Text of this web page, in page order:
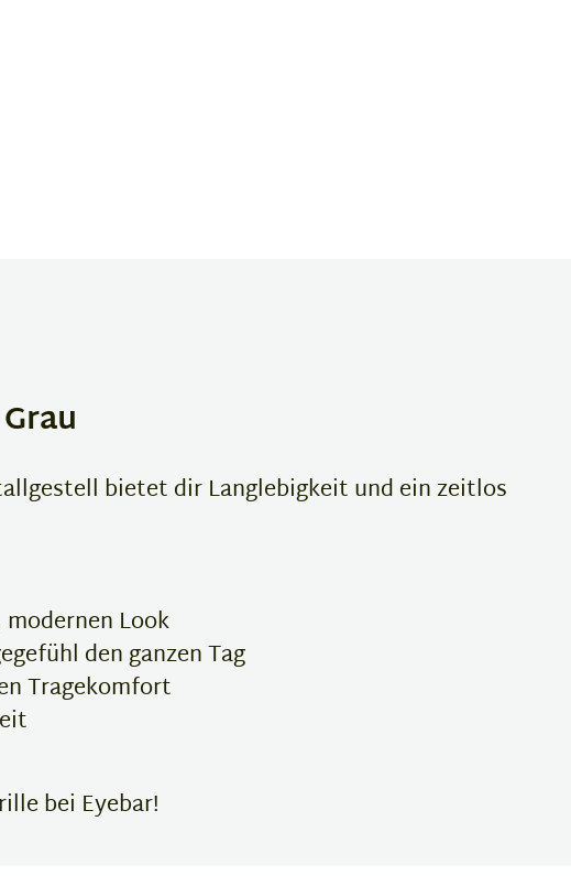
bietet dir Langlebigkeit und ein zeitlos
Look
den ganzen Tag
Tragekomfort
bei Eyebar!